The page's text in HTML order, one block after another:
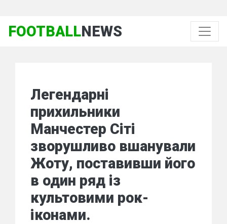
FOOTBALLNEWS
Легендарні
прихильники
Манчестер Сіті
зворушливо вшанували
Жоту, поставивши його
в один ряд із
культовими рок-
іконами.